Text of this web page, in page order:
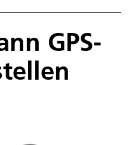
GPS-